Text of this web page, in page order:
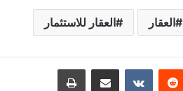
العقار العقار للاستثمار
مشاركة عبر البريد طباعة